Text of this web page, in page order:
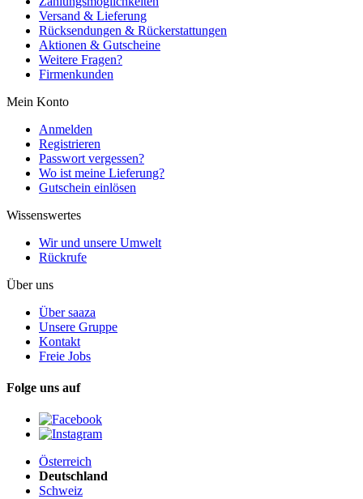
Versand & Lieferung
Rücksendungen & Rückerstattungen
Aktionen & Gutscheine
Weitere Fragen?
Firmenkunden
Mein Konto
Anmelden
Registrieren
Passwort vergessen?
Wo ist meine Lieferung?
Gutschein einlösen
Wissenswertes
Wir und unsere Umwelt
Rückrufe
Über uns
Über saaza
Unsere Gruppe
Kontakt
Freie Jobs
Folge uns auf
Österreich
Deutschland
Schweiz